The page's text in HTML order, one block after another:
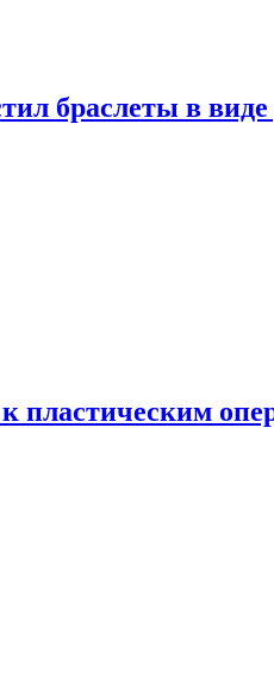
браслеты в виде
пластическим